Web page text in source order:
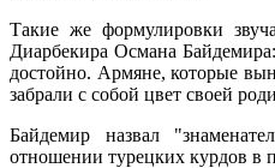
Такие же формулировки
Диарбекира Османа
достойно. Армяне, которые
забрали с собой цвет своей
Байдемир назвал
отношении турецких курдов в